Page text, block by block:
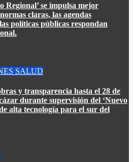
Regional’ se impulsa mejor
claras, las agendas
políticas públicas respondan
SALUD
y transparencia hasta el 28 de
durante supervisión del ‘Nuevo
alta tecnología para el sur del